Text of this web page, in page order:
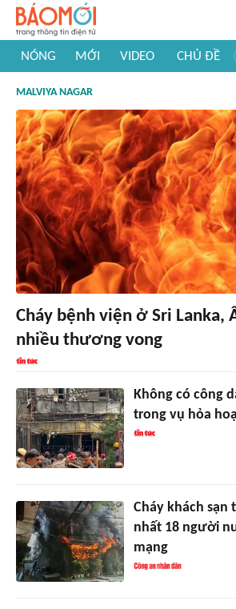
NÓNG MỚI VIDEO CHỦ ĐỀ
#Khám phá thế giới
MALVIYA NAGAR
Cháy bệnh viện ở Sri Lanka,
nhiều thương vong
Không có công
trong vụ hỏa
Cháy khách sạn
nhất 18 người
mạng